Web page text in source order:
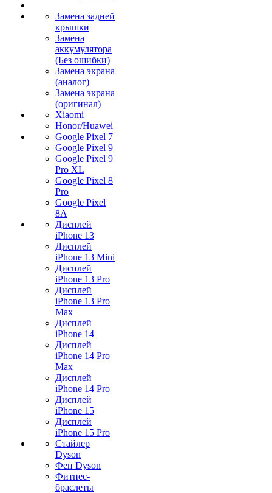
Замена задней
крышки
Замена
аккумулятора
(Без ошибки)
Замена экрана
(аналог)
Замена экрана
(оригинал)
Xiaomi
Honor/Huawei
Google Pixel 7
Google Pixel 9
Google Pixel 9
Pro XL
Google Pixel 8
Pro
Google Pixel
8A
Дисплей
iPhone 13
Дисплей
iPhone 13 Mini
Дисплей
iPhone 13 Pro
Дисплей
iPhone 13 Pro
Max
Дисплей
iPhone 14
Дисплей
iPhone 14 Pro
Max
Дисплей
iPhone 14 Pro
Дисплей
iPhone 15
Дисплей
iPhone 15 Pro
Стайлер
Dyson
Фен Dyson
Фитнес-
браслеты